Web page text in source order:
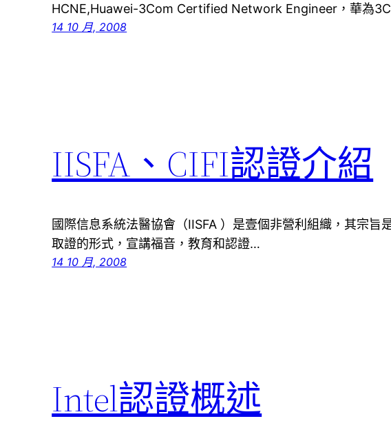
HCNE,Huawei-3Com Certified Network Engineer，華為
14 10 月, 2008
IISFA、CIFI認證介紹
國際信息系統法醫協會（IISFA ）是壹個非營利組織，其宗旨
取證的形式，宣講福音，教育和認證…
14 10 月, 2008
Intel認證概述